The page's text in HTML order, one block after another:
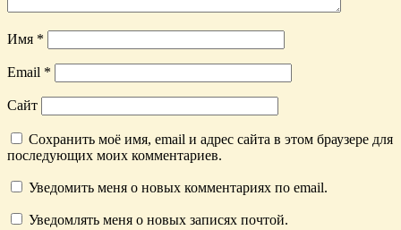
Имя *
Email *
Сайт
Сохранить моё имя, email и адрес сайта в этом браузере для
последующих моих комментариев.
Уведомить меня о новых комментариях по email.
Уведомлять меня о новых записях почтой.